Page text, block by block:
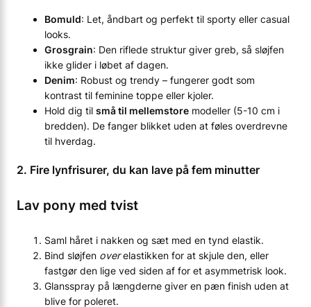
Bomuld: Let, åndbart og perfekt til sporty eller casual
looks.
Grosgrain: Den riflede struktur giver greb, så sløjfen
ikke glider i løbet af dagen.
Denim: Robust og trendy – fungerer godt som
kontrast til feminine toppe eller kjoler.
Hold dig til små til mellemstore modeller (5-10 cm i
bredden). De fanger blikket uden at føles overdrevne
til hverdag.
2. Fire lynfrisurer, du kan lave på fem minutter
Lav pony med tvist
Saml håret i nakken og sæt med en tynd elastik.
Bind sløjfen overelastikken for at skjule den, eller
fastgør den lige ved siden af for et asymmetrisk look.
Glansspray på længderne giver en pæn finish uden at
blive for poleret.